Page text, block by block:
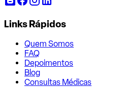
Links Rápidos
Quem Somos
FAQ
Depoimentos
Blog
Consultas Médicas